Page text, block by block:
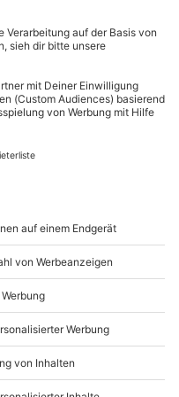
Zeiten,